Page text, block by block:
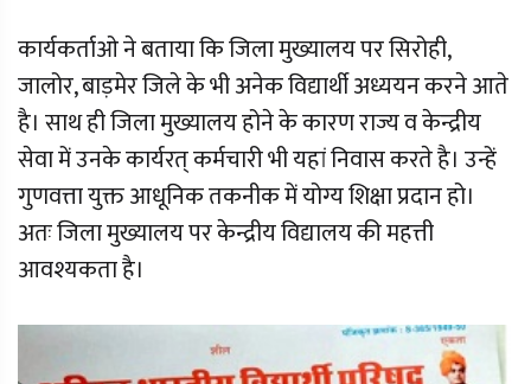
कार्यकर्ताओ ने बताया कि जिला मुख्यालय पर सिरोही,
जालोर, बाड़मेर जिले के भी अनेक विद्यार्थी अध्ययन करने आते
है। साथ ही जिला मुख्यालय होने के कारण राज्य व केन्द्रीय
सेवा में उनके कार्यरत् कर्मचारी भी यहां निवास करते है। उन्हें
गुणवत्ता युक्त आधूनिक तकनीक में योग्य शिक्षा प्रदान हो।
अतः जिला मुख्यालय पर केन्द्रीय विद्यालय की महत्ती
आवश्यकता है।